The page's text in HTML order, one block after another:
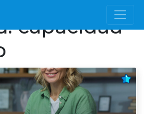
capacidad